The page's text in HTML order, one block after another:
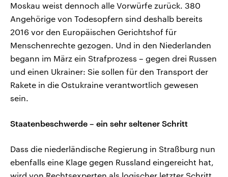
Moskau weist dennoch alle Vorwürfe zurück. 380
Angehörige von Todesopfern sind deshalb bereits
2016 vor den Europäischen Gerichtshof für
Menschenrechte gezogen. Und in den Niederlanden
begann im März ein Strafprozess – gegen drei Russen
und einen Ukrainer: Sie sollen für den Transport der
Rakete in die Ostukraine verantwortlich gewesen
sein.
Staatenbeschwerde – ein sehr seltener Schritt
Dass die niederländische Regierung in Straßburg nun
ebenfalls eine Klage gegen Russland eingereicht hat,